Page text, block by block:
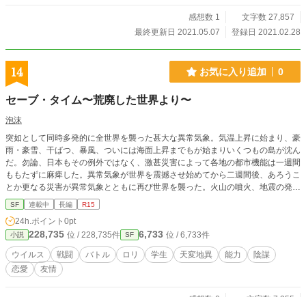
感想数 1
文字数 27,857
最終更新日 2021.05.07
登録日 2021.02.28
14 お気に入り追加 0
セーブ・タイム〜荒廃した世界より〜
泡沫
突如として同時多発的に全世界を襲った甚大な異常気象。気温上昇に始まり、豪
雨・豪雪、干ばつ、暴風、ついには海面上昇までもが始まりいくつもの島が沈ん
だ。勿論、日本もその例外ではなく、激甚災害によって各地の都市機能は一週間
ももたずに麻痺した。異常気象が世界を震撼させ始めてから二週間後、あろうこ
とか更なる災害が異常気象とともに再び世界を襲った。火山の噴火、地震の発生
とそれに伴う津波、奇怪なほど多発する竜巻。都市機能は壊滅し、行政機関が機
能するはずもなくどの場所をとっても地獄絵図に劣らない景色が広がるばかりで
ある。完全に死んだライフラインは屍を幾重にも積み重ねた。一連の天変地異か
ら一か月、世界人口はそれまでの〇・五パーセントに減少。そして、新ウイルス
の蔓延が始まった。このウイルスは後に『リモデリングウイルス』と呼ばれ、感
染者の脳内に侵入するとその構造を変化させる。その中にウイルス侵入が好転的
に作用し超人的な能力を手にする者たちが現れた。能力は筋力や知能の強化にと
SF 連載中 長編 R15
24h.ポイント 0pt
小説 228,735 位 / 228,735件 SF 6,733 位 / 6,733件
ウイルス 戦闘 バトル ロリ 学生 天変地異 能力
陰謀
恋愛
友情